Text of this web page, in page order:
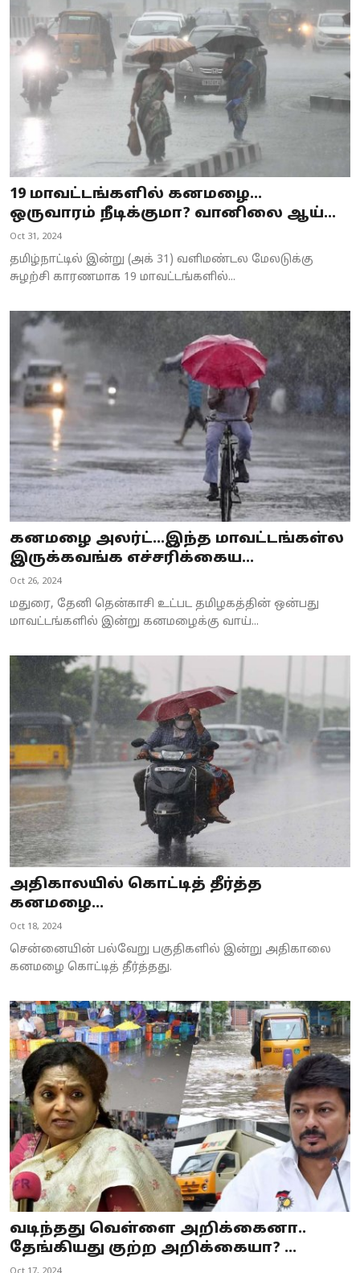
19 மாவட்டங்களில் கனமழை…
ஒருவாரம் நீடிக்குமா? வானிலை ஆய்...
Oct 31, 2024
தமிழ்நாட்டில் இன்று (அக் 31) வளிமண்டல மேலடுக்கு
சுழற்சி காரணமாக 19 மாவட்டங்களில்...
கனமழை அலர்ட்...இந்த மாவட்டங்கள்ல
இருக்கவங்க எச்சரிக்கைய...
Oct 26, 2024
மதுரை, தேனி தென்காசி உட்பட தமிழகத்தின் ஒன்பது
மாவட்டங்களில் இன்று கனமழைக்கு வாய்...
அதிகாலயில் கொட்டித் தீர்த்த
கனமழை...
Oct 18, 2024
சென்னையின் பல்வேறு பகுதிகளில் இன்று அதிகாலை
கனமழை கொட்டித் தீர்த்தது.
வடிந்தது வெள்ளை அறிக்கைனா..
தேங்கியது குற்ற அறிக்கையா? ...